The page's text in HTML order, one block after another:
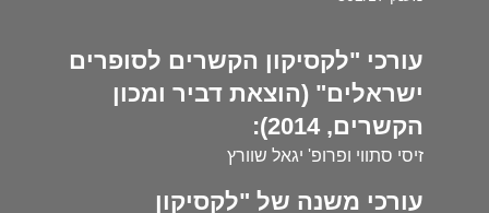
עורכי "לקסיקון הקשרים לסופרים
ישראלים" (הוצאת דביר ומכון
הקשרים, 2014):
זיסי סתווי ופרופ' יגאל שוורץ
עורכי משנה של "לקסיקון